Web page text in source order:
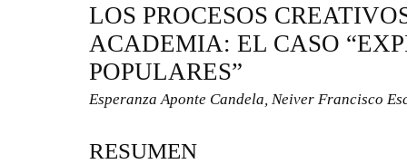
LOS PROCESOS
ACADEMIA: EL CASO
POPULARES”
Esperanza Aponte Candela, Neiver Francisco
RESUMEN